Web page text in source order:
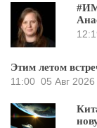
Этим летом
11:00 05 Авг 2026